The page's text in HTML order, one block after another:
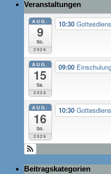
Veranstaltungen
AUG.
9
So.
2026
10:30
AUG.
15
Sa.
2026
09:00
AUG.
16
So.
2026
10:30
Beitragskategorien